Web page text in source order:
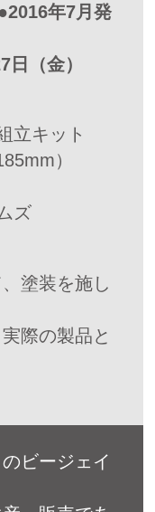
年7月発
（金）
立キット
）
ズ
塗装を施し
際の製品と
ビージェイ